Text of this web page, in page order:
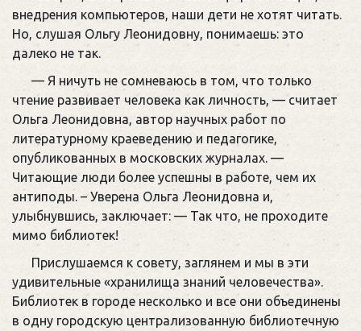
внедрения компьютеров, наши дети не хотят читать.
Но, слушая Ольгу Леонидовну, понимаешь: это
далеко не так.
— Я ничуть не сомневаюсь в том, что только
чтение развивает человека как личность, — считает
Ольга Леонидовна, автор научных работ по
литературному краеведению и педагогике,
опубликованных в московских журналах. —
Читающие люди более успешны в работе, чем их
антиподы. – Уверена Ольга Леонидовна и,
улыбнувшись, заключает: — Так что, не проходите
мимо библиотек!
Прислушаемся к совету, заглянем и мы в эти
удивительные «хранилища знаний человечества».
Библиотек в городе несколько и все они объединены
в одну городскую централизованную библиотечную